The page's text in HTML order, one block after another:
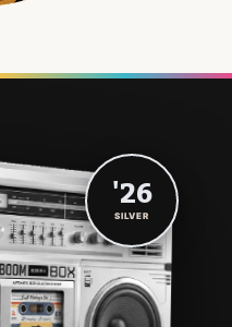
'26
SILVER